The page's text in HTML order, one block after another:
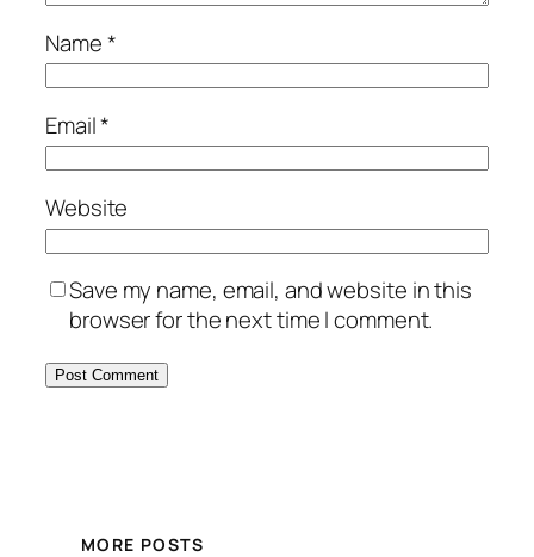
Name*
Email*
Website
Save my name, email, and website in this
browser for the next time I comment.
MORE POSTS